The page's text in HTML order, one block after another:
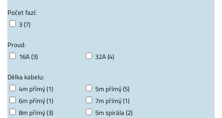
Počet fazí:
3 (7)
Proud:
16A (3)
32A (4)
Délka kabelu:
4m přímý (1)
5m přímý (5)
6m přímý (1)
7m přímý (1)
8m přímý (3)
5m spirála (2)